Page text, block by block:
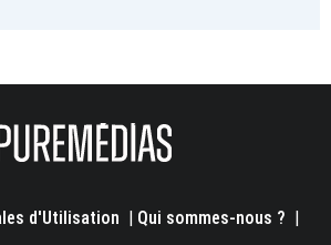
d'Utilisation | Qui sommes-nous ? |